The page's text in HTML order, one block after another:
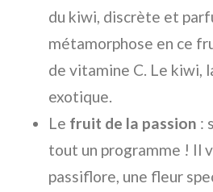
du kiwi, discrète et
métamorphose en ce
de vitamine C. Le kiwi,
exotique.
Le fruit de la passion :
tout un programme ! Il
passiflore, une fleur